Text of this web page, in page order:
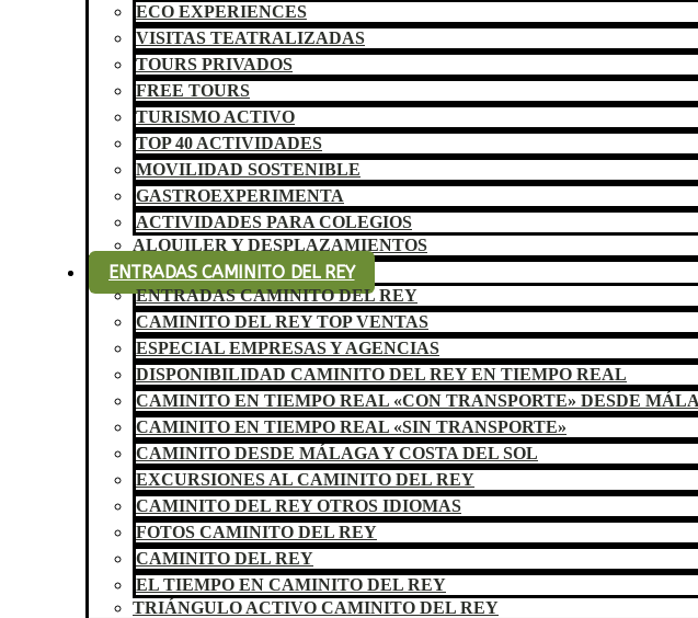
ECO EXPERIENCES
VISITAS TEATRALIZADAS
TOURS PRIVADOS
FREE TOURS
TURISMO ACTIVO
TOP 40 ACTIVIDADES
MOVILIDAD SOSTENIBLE
GASTROEXPERIMENTA
ACTIVIDADES PARA COLEGIOS
ALQUILER Y DESPLAZAMIENTOS
ENTRADAS CAMINITO DEL REY
ENTRADAS CAMINITO DEL REY
CAMINITO DEL REY TOP VENTAS
ESPECIAL EMPRESAS Y AGENCIAS
DISPONIBILIDAD CAMINITO DEL REY EN TIEMPO REAL
CAMINITO EN TIEMPO REAL «CON TRANSPORTE» DESDE
CAMINITO EN TIEMPO REAL «SIN TRANSPORTE»
CAMINITO DESDE MÁLAGA Y COSTA DEL SOL
EXCURSIONES AL CAMINITO DEL REY
CAMINITO DEL REY OTROS IDIOMAS
FOTOS CAMINITO DEL REY
CAMINITO DEL REY
EL TIEMPO EN CAMINITO DEL REY
TRIÁNGULO ACTIVO CAMINITO DEL REY